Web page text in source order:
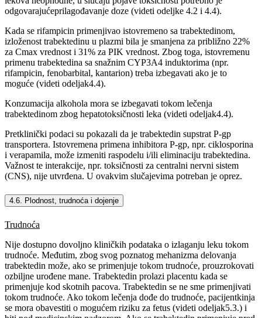
odgovarajućeprilagođavanje doze (videti odeljke 4.2 i 4.4).
Kada se rifampicin primenjivao istovremeno sa trabektedinom,
izloženost trabektedinu u plazmi bila je smanjena za približno 22%
za Cmax vrednost i 31% za PIK vrednost. Zbog toga, istovremenu
primenu trabektedina sa snažnim CYP3A4 induktorima (npr.
rifampicin, fenobarbital, kantarion) treba izbegavati ako je to
moguće (videti odeljak4.4).
Konzumacija alkohola mora se izbegavati tokom lečenja
trabektedinom zbog hepatotoksičnosti leka (videti odeljak4.4).
Pretklinički podaci su pokazali da je trabektedin supstrat P-gp
transportera. Istovremena primena inhibitora P-gp, npr. ciklosporina
i verapamila, može izmeniti raspodelu i/ili eliminaciju trabektedina.
Važnost te interakcije, npr. toksičnosti za centralni nervni sistem
(CNS), nije utvrđena. U ovakvim slučajevima potreban je oprez.
4.6. Plodnost, trudnoća i dojenje
Trudnoća
Nije dostupno dovoljno kliničkih podataka o izlaganju leku tokom
trudnoće. Međutim, zbog svog poznatog mehanizma delovanja
trabektedin može, ako se primenjuje tokom trudnoće, prouzrokovati
ozbiljne urođene mane. Trabektedin prolazi placentu kada se
primenjuje kod skotnih pacova. Trabektedin se ne sme primenjivati
tokom trudnoće. Ako tokom lečenja dođe do trudnoće, pacijentkinja
se mora obavestiti o mogućem riziku za fetus (videti odeljak5.3.) i